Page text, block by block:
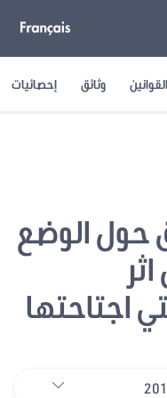
وثائق إحصائيات
حول الوضع
اجتاحتها